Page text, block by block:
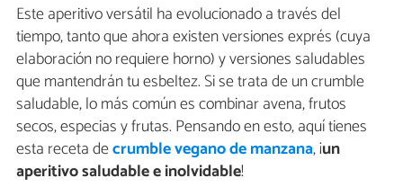
Este aperitivo versátil ha evolucionado a través del
tiempo, tanto que ahora existen versiones exprés (cuya
elaboración no requiere horno) y versiones saludables
que mantendrán tu esbeltez. Si se trata de un crumble
saludable, lo más común es combinar avena, frutos
secos, especias y frutas. Pensando en esto, aquí tienes
esta receta decrumble vegano de manzana,¡un
aperitivo saludable e inolvidable!